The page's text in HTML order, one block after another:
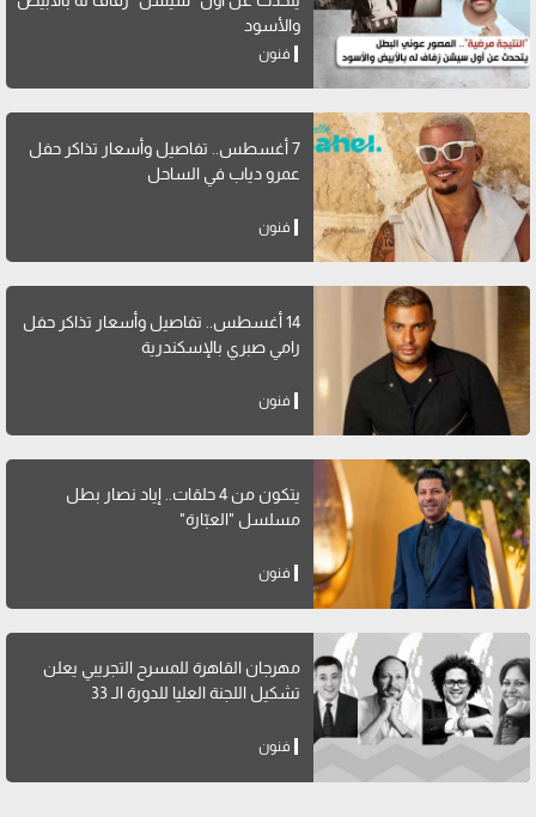
والأسود
فنون
7 أغسطس.. تفاصيل وأسعار تذاكر حفل
عمرو دياب في الساحل
فنون
14 أغسطس.. تفاصيل وأسعار تذاكر حفل
رامي صبري بالإسكندرية
فنون
يتكون من 4 حلقات.. إياد نصار بطل
مسلسل "العبّارة"
فنون
مهرجان القاهرة للمسرح التجريبي يعلن
تشكيل اللجنة العليا للدورة الـ 33
فنون